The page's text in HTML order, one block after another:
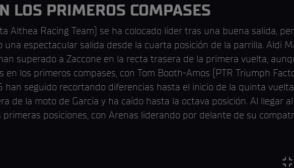
LOS PRIMEROS COMPASES
Althea Racing Team) se ha colocado líder tras una buena salida,
una espectacular salida desde la cuarta posición de la parrilla. Aldi
superado a Zaccone en la recta trasera de la primera vuelta,
los primeros compases, con Tom Booth-Amos (PTR Triumph
han seguido recortando diferencias hasta el inicio de la quinta
de la moto de García y ha caído hasta la octava posición. Al llegar
posiciones, con Arenas liderando por delante de su